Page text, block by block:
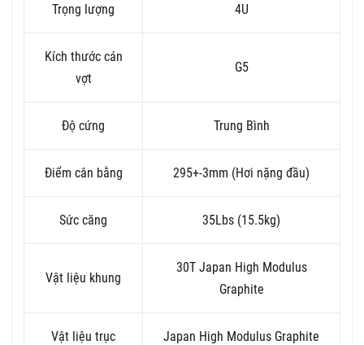
Trọng lượng 4U
Kích thước cán
vợt
G5
Độ cứng Trung Bình
Điểm cân bằng 295+-3mm (Hơi nặng đầu)
Sức căng 35Lbs (15.5kg)
Vật liệu khung
30T Japan High Modulus
Graphite
Vật liệu trục Japan High Modulus Graphite